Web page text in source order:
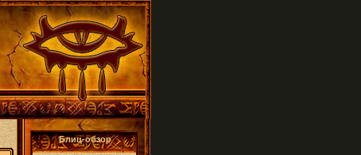
Блиц-обзор